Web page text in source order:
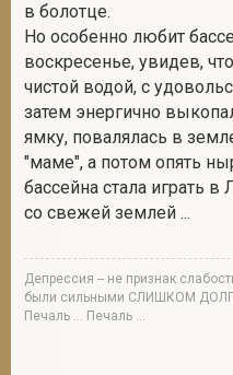
в болотце.
Но особенно любит
воскресенье, увидев,
чистой водой, с
затем энергично
ямку, повалялась в
"маме", а потом опять
бассейна стала играть
со свежей землей ...
Депрессия -- не признак
были сильными СЛИШКОМ
Печаль ... Печаль ...